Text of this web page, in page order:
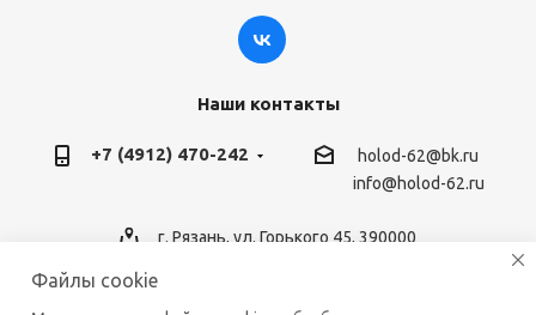
Наши контакты
+7 (4912) 470-242
holod-62@bk.ru
info@holod-62.ru
г. Рязань, ул. Горького 45, 390000
Файлы cookie